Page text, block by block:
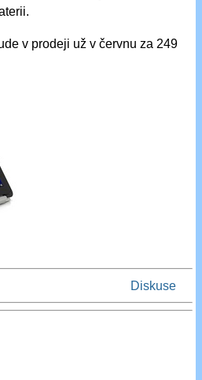
v prodeji už v červnu za 249
Diskuse